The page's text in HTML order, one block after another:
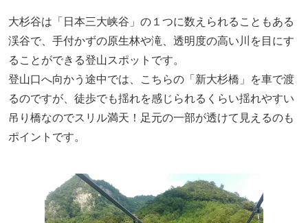
大杉谷は 「日本三大峡谷 」 の１つに数えられることもある
渓谷で、手付かずの原生林や滝、透明度の高い川を目にす
ることができる登山スポットです。
登山口へ向かう途中では、 こちらの 「新大杉橋」を車で渡
るのですが、 徒歩でも揺れを感じられるくらい揺れやすい
吊り橋なのでスリル満天！ 足元の一部が透けて見えるのも
ポイントです。